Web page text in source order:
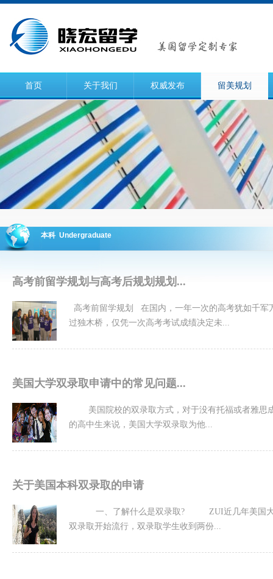
首页 关于我们 权威发布 留美规划
本科 Undergraduate
高考前留学规划与高考后规划规划...
高考前留学规划 在国内，一年一次的高考犹如千军
过独木桥，仅凭一次高考考试成绩决定未...
美国大学双录取申请中的常见问题...
美国院校的双录取方式，对于没有托福或者雅思
的高中生来说，美国大学双录取为他...
关于美国本科双录取的申请
一、了解什么是双录取? ZUI近几年美国
双录取开始流行，双录取学生收到两份...